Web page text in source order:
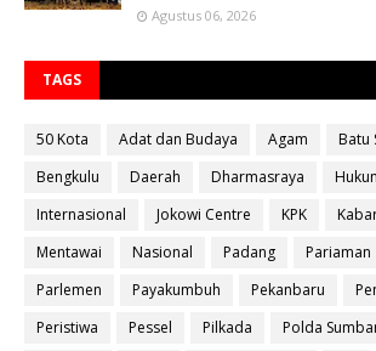
Agustus 06, 2026
TAGS
50 Kota Adat dan Budaya Agam
Batu
Bengkulu
Daerah Dharmasraya
Internasional
Jokowi Centre KPK
Mentawai
Nasional Padang Pariaman
Parlemen
Payakumbuh Pekanbaru
Peristiwa
Pessel Pilkada Polda